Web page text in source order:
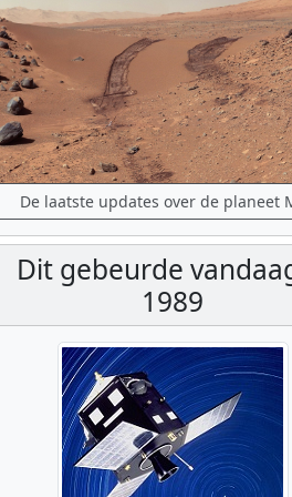
De laatste updates over de planeet
Dit gebeurde
1989